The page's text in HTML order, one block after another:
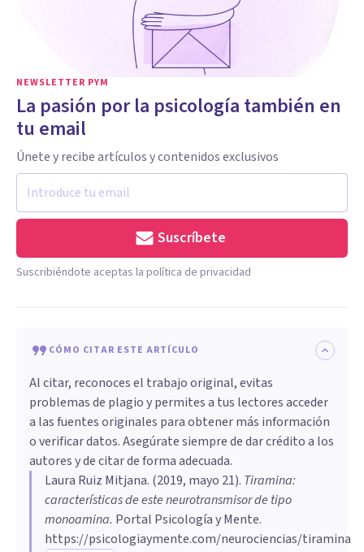
NEWSLETTER PYM
La pasión por la psicología también en
tu email
Únete y recibe artículos y contenidos exclusivos
Suscríbete
Suscribiéndote aceptas la política de privacidad
CÓMO CITAR ESTE ARTÍCULO
Al citar, reconoces el trabajo original, evitas
problemas de plagio y permites a tus lectores acceder
a las fuentes originales para obtener más información
o verificar datos. Asegúrate siempre de dar crédito a los
autores y de citar de forma adecuada.
Laura Ruiz Mitjana. (2019, mayo 21). Tiramina:
características de este neurotransmisor de tipo
monoamina. Portal Psicología y Mente.
https://psicologiaymente.com/neurociencias/tiramina